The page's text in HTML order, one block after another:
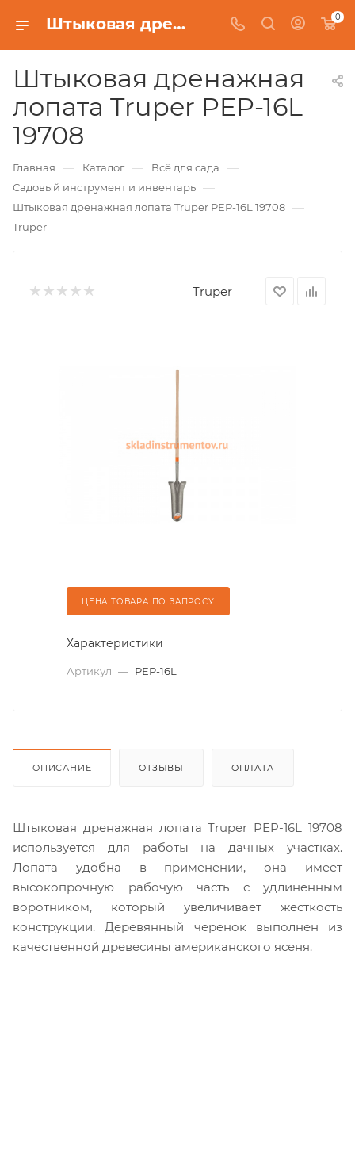
Штыковая дренажная лопата Truper PEP-16L 19708 0
Штыковая дренажная
лопата Truper PEP-16L
19708
Главная — Каталог — Всё для сада —
Садовый инструмент и инвентарь —
Штыковая дренажная лопата Truper PEP-16L 19708 —
Truper
Truper
ЦЕНА ТОВАРА ПО ЗАПРОСУ
Характеристики
Артикул — PEP-16L
ОПИСАНИЕ ОТЗЫВЫ ОПЛАТА
Штыковая дренажная лопата Truper PEP-16L 19708
используется для работы на дачных участках.
Лопата удобна в применении, она имеет
высокопрочную рабочую часть с удлиненным
воротником, который увеличивает жесткость
конструкции. Деревянный черенок выполнен из
качественной древесины американского ясеня.